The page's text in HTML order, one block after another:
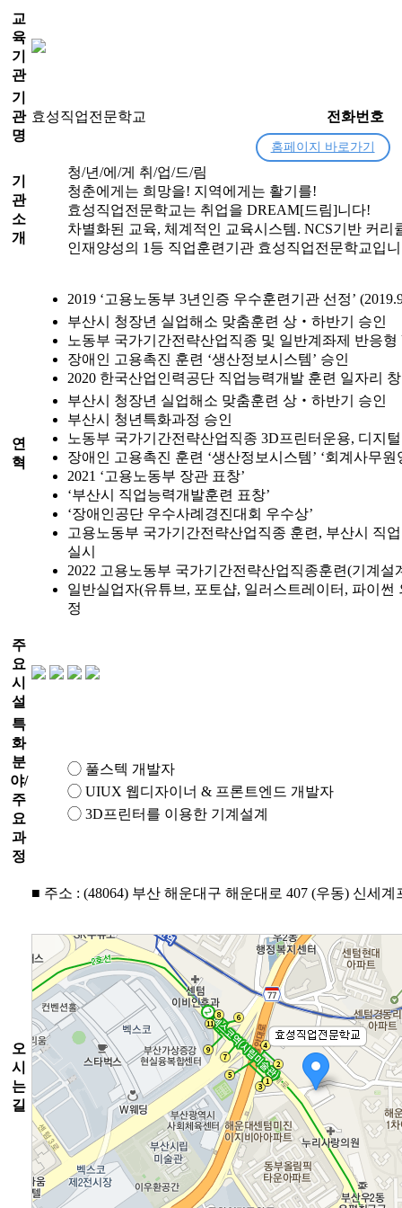
교
육
기
관
홈페이지 바로가기
기
관
명
효성직업전문학교 전화번호
기
관
소
개
청/년/에/게 취/업/드/림
청춘에게는 희망을! 지역에게는 활기를!
효성직업전문학교는 취업을 DREAM[드림]니다!
차별화된 교육, 체계적인 교육시스템. NCS기반 커리
인재양성의 1등 직업훈련기관 효성직업전문학교입
연
혁
2019 ‘고용노동부 3년인증 우수훈련기관 선정’
부산시 청장년 실업해소 맞춤훈련 상‧하반기 승인
노동부 국가기간전략산업직종 및 일반계좌제 반응
장애인 고용촉진 훈련 ‘생산정보시스템’ 승인
2020 한국산업인력공단 직업능력개발 훈련 일자리
부산시 청장년 실업해소 맞춤훈련 상‧하반기 승인
부산시 청년특화과정 승인
노동부 국가기간전략산업직종 3D프린터운용, 디지
장애인 고용촉진 훈련 ‘생산정보시스템’ ‘회계사무원
2021 ‘고용노동부 장관 표창’
‘부산시 직업능력개발훈련 표창’
‘장애인공단 우수사례경진대회 우수상’
고용노동부 국가기간전략산업직종 훈련, 부산시 직
실시
2022 고용노동부 국가기간전략산업직종훈련(기계설
일반실업자(유튜브, 포토샵, 일러스트레이터, 파이썬
정
주
요
시
설
특
화
분
야/
주
요
과
정
◯ 풀스텍 개발자
◯ UIUX 웹디자이너 & 프론트엔드 개발자
◯ 3D프린터를 이용한 기계설계
오
시
는
길
■ 주소 : (48064) 부산 해운대구 해운대로 407 (우동) 신세계